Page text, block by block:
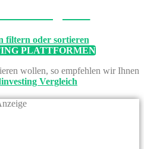
filtern oder sortieren
PLATTFORMEN
wollen, so empfehlen wir Ihnen
Vergleich